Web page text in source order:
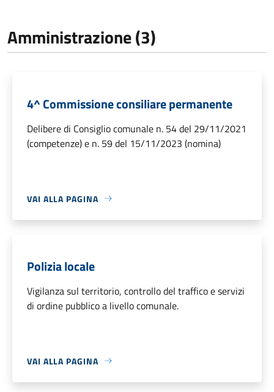
Amministrazione (3)
4^ Commissione consiliare permanente
Delibere di Consiglio comunale n. 54 del 29/11/2021
(competenze) e n. 59 del 15/11/2023 (nomina)
VAI ALLA PAGINA
Polizia locale
Vigilanza sul territorio, controllo del traffico e servizi
di ordine pubblico a livello comunale.
VAI ALLA PAGINA